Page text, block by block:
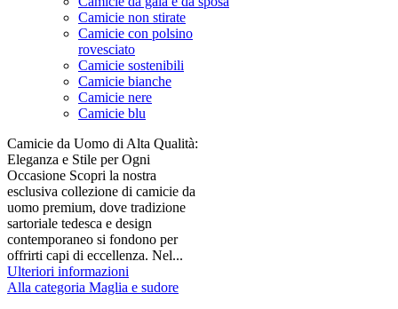
Camicie non stirate
Camicie con polsino
rovesciato
Camicie sostenibili
Camicie bianche
Camicie nere
Camicie blu
Camicie da Uomo di Alta Qualità:
Eleganza e Stile per Ogni
Occasione Scopri la nostra
esclusiva collezione di camicie da
uomo premium, dove tradizione
sartoriale tedesca e design
contemporaneo si fondono per
offrirti capi di eccellenza. Nel...
Ulteriori informazioni
Alla categoria Maglia e sudore